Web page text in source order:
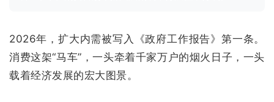
2026年，扩大内需被写入《政府工作报告》第一条。
消费这架“马车”，一头牵着千家万户的烟火日子，一头
载着经济发展的宏大图景。